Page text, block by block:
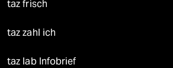
taz frisch
taz zahl ich
taz lab Infobrief